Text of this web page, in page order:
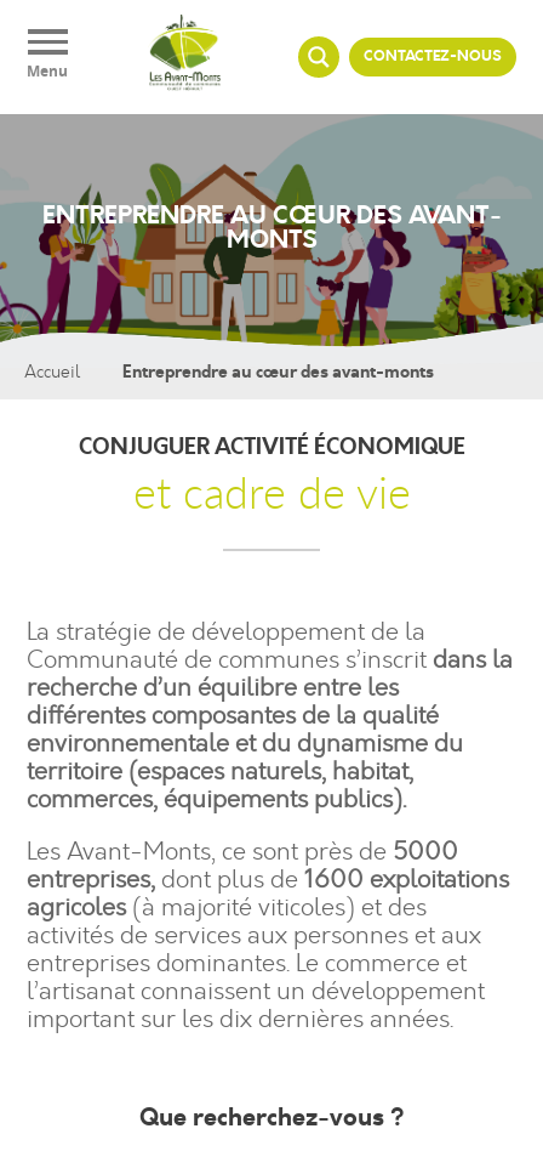
Menu
CONTACTEZ-NOUS
ENTREPRENDRE AU CŒUR DES AVANT-
MONTS
Accueil Entreprendre au cœur des avant-monts
CONJUGUER ACTIVITÉ ÉCONOMIQUE
et cadre de vie
La stratégie de développement de la
Communauté de communes s’inscrit dans la
recherche d’un équilibre entre les
différentes composantes de la qualité
environnementale et du dynamisme du
territoire (espaces naturels, habitat,
commerces, équipements publics).
Les Avant-Monts, ce sont près de 5000
entreprises, dont plus de1600 exploitations
agricoles(à majorité viticoles) et des
activités de services aux personnes et aux
entreprises dominantes. Le commerce et
l’artisanat connaissent un développement
important sur les dix dernières années.
Que recherchez-vous ?
Panneau de gestion des cookies